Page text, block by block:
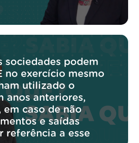
sociedades podem
no exercício mesmo
utilizado o
anos anteriores,
em caso de não
e saídas
referência a esse